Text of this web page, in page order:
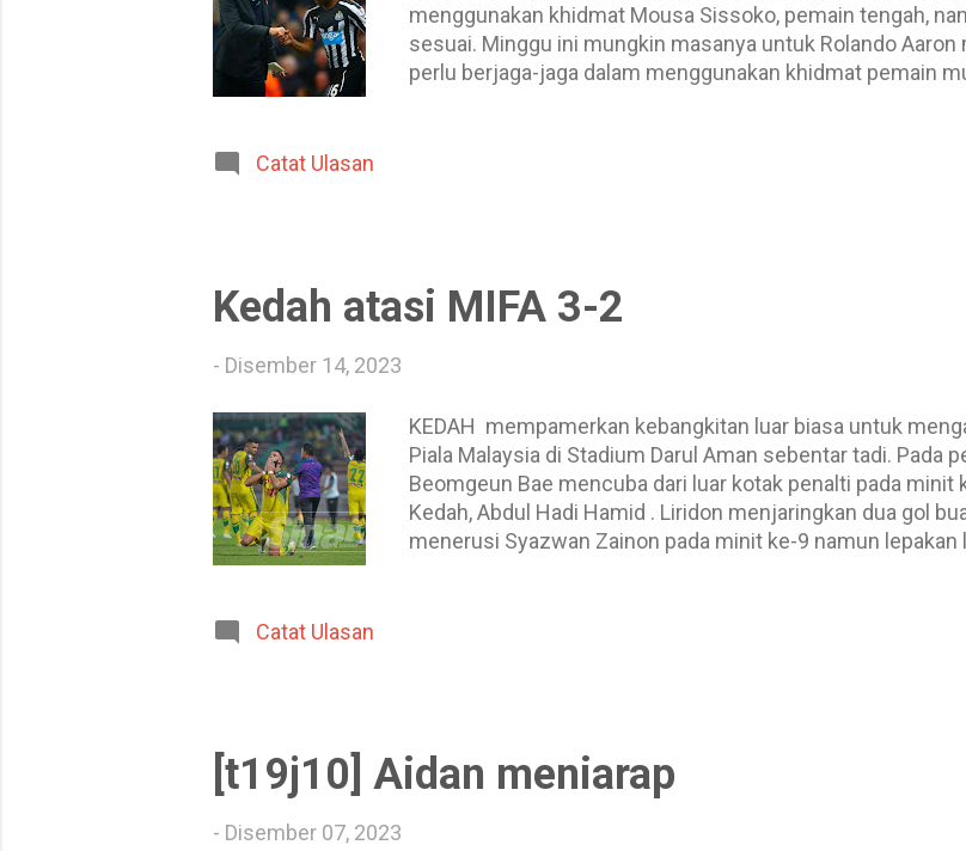
menggunakan khidmat Mousa Sissoko, pemain tengah,
sesuai. Minggu ini mungkin masanya untuk Rolando
perlu berjaga-jaga dalam menggunakan khidmat pemain
minggu lepas. Manakala Ayoze Perez pula tampak lebih
Catat Ulasan
Kedah atasi MIFA 3-2
- Disember 14, 2023
KEDAH mempamerkan kebangkitan luar biasa untuk
Piala Malaysia di Stadium Darul Aman sebentar tadi. Pada
Beomgeun Bae mencuba dari luar kotak penalti pada
Kedah, Abdul Hadi Hamid . Liridon menjaringkan dua gol
menerusi Syazwan Zainon pada minit ke-9 namun
menerusi Sherman yang menolak masuk hantaran cantik
Catat Ulasan
[t19j10] Aidan meniarap
- Disember 07, 2023